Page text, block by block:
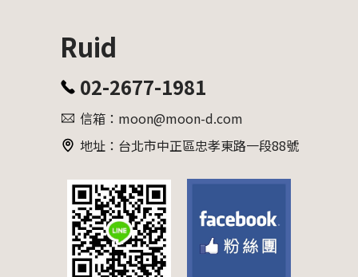
Ruid
02-2677-1981
信箱：moon@moon-d.com
地址：台北市中正區忠孝東路一段88號